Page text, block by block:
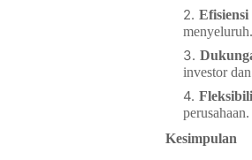
menyeluruh.
investor
perusahaan.
Kesimpulan